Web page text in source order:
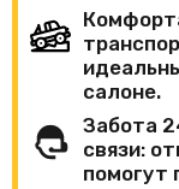
салоне.
Забота
связи:
помогут